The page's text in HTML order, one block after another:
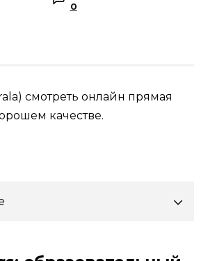
0
смотреть онлайн прямая
качестве.